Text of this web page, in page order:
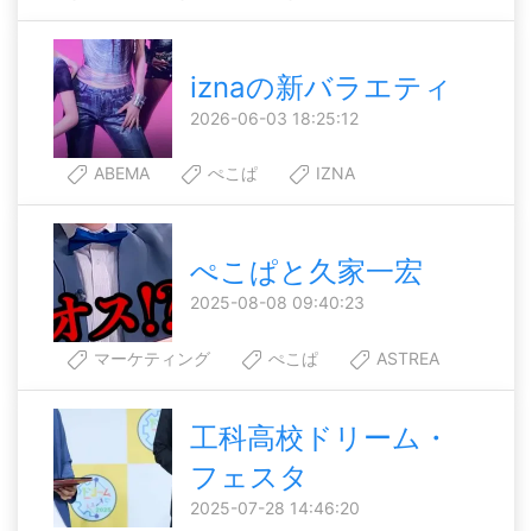
iznaの新バラエティ
2026-06-03 18:25:12
ABEMA ぺこぱ IZNA
ぺこぱと久家一宏
2025-08-08 09:40:23
マーケティング ぺこぱ ASTREA
工科高校ドリーム・
フェスタ
2025-07-28 14:46:20